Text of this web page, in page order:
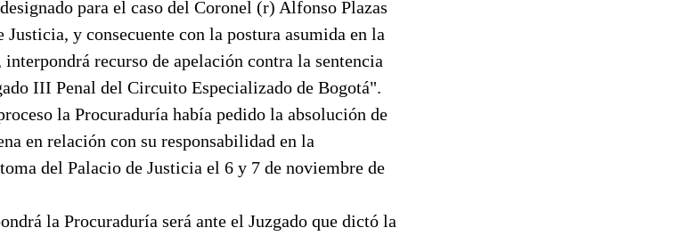
para el caso del Coronel (r) Alfonso Plazas
Justicia, y consecuente con la postura asumida en la
recurso de apelación contra la sentencia
III Penal del Circuito Especializado de Bogotá".
la Procuraduría había pedido la absolución de
en relación con su responsabilidad en la
del Palacio de Justicia el 6 y 7 de noviembre de
la Procuraduría será ante el Juzgado que dictó la